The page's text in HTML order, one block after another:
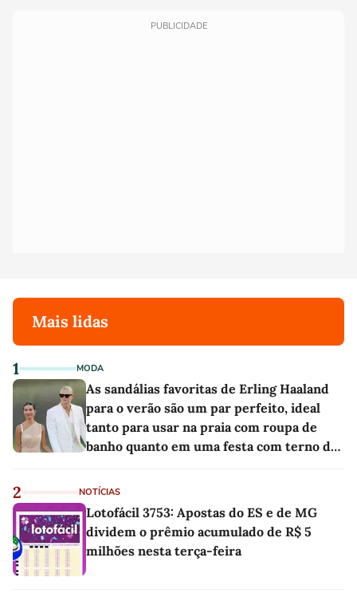
PUBLICIDADE
Mais lidas
1 MODA
As sandálias favoritas de Erling Haaland
para o verão são um par perfeito, ideal
tanto para usar na praia com roupa de
banho quanto em uma festa com terno de
2 NOTÍCIAS
Lotofácil 3753: Apostas do ES e de MG
dividem o prêmio acumulado de R$ 5
milhões nesta terça-feira